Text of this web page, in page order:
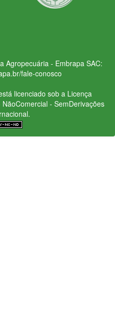
Agropecuária - Embrapa SAC:
fale-conosco
licenciado sob a Licença
- SemDerivações